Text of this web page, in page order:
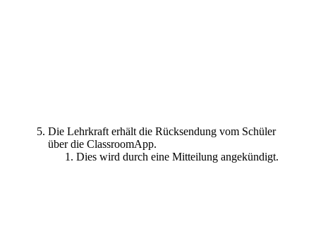
Die Lehrkraft erhält die Rücksendung vom Schüler
über die ClassroomApp.
Dies wird durch eine Mitteilung angekündigt.